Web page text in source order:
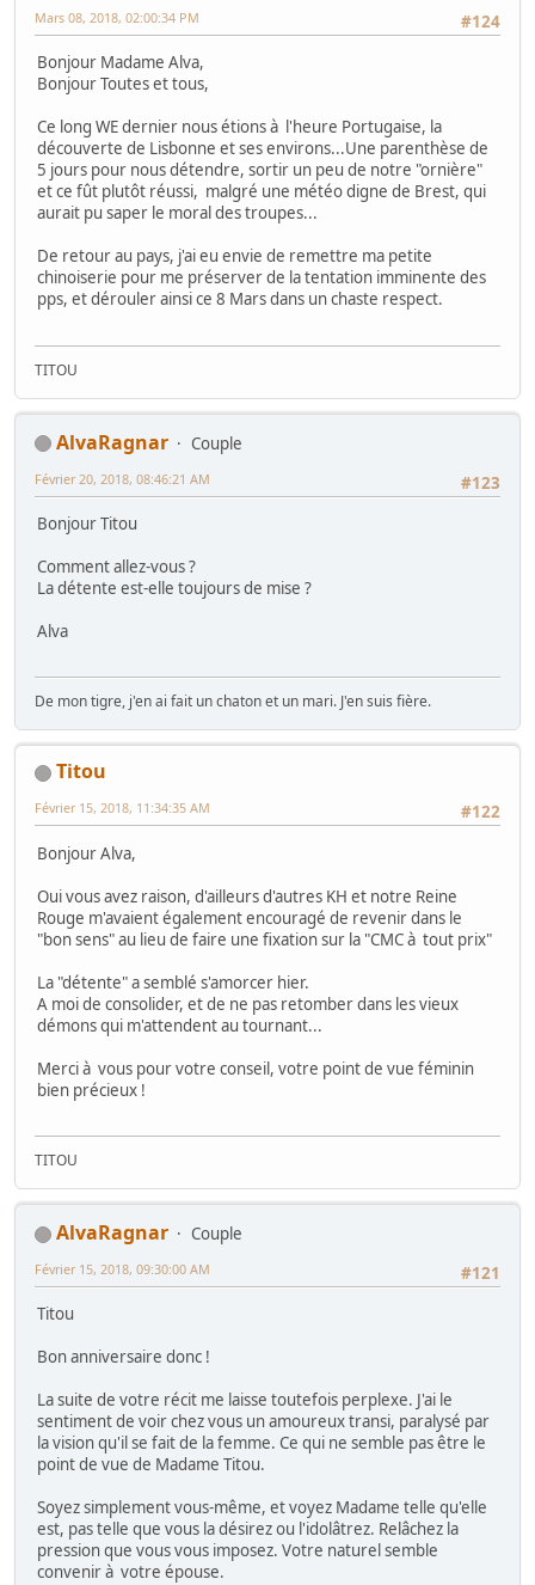
#124
Mars 08, 2018, 02:00:34 PM
Bonjour Madame Alva,
Bonjour Toutes et tous,
Ce long WE dernier nous étions à l'heure Portugaise, la
découverte de Lisbonne et ses environs...Une parenthèse de
5 jours pour nous détendre, sortir un peu de notre "ornière"
et ce fût plutôt réussi, malgré une météo digne de Brest, qui
aurait pu saper le moral des troupes...
De retour au pays, j'ai eu envie de remettre ma petite
chinoiserie pour me préserver de la tentation imminente des
pps, et dérouler ainsi ce 8 Mars dans un chaste respect.
TITOU
AlvaRagnar
Couple
#123
Février 20, 2018, 08:46:21 AM
Bonjour Titou
Comment allez-vous ?
La détente est-elle toujours de mise ?
Alva
De mon tigre, j'en ai fait un chaton et un mari. J'en suis fière.
Titou
#122
Février 15, 2018, 11:34:35 AM
Bonjour Alva,
Oui vous avez raison, d'ailleurs d'autres KH et notre Reine
Rouge m'avaient également encouragé de revenir dans le
"bon sens" au lieu de faire une fixation sur la "CMC à tout prix"
La "détente" a semblé s'amorcer hier.
A moi de consolider, et de ne pas retomber dans les vieux
démons qui m'attendent au tournant...
Merci à vous pour votre conseil, votre point de vue féminin
bien précieux !
TITOU
AlvaRagnar
Couple
#121
Février 15, 2018, 09:30:00 AM
Titou
Bon anniversaire donc !
La suite de votre récit me laisse toutefois perplexe. J'ai le
sentiment de voir chez vous un amoureux transi, paralysé par
la vision qu'il se fait de la femme. Ce qui ne semble pas être le
point de vue de Madame Titou.
Soyez simplement vous-même, et voyez Madame telle qu'elle
est, pas telle que vous la désirez ou l'idolâtrez. Relâchez la
pression que vous vous imposez. Votre naturel semble
convenir à votre épouse.